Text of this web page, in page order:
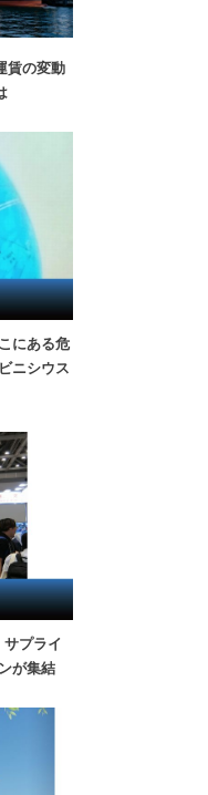
賃の変動
にある危
ニシウス
サプライ
が集結